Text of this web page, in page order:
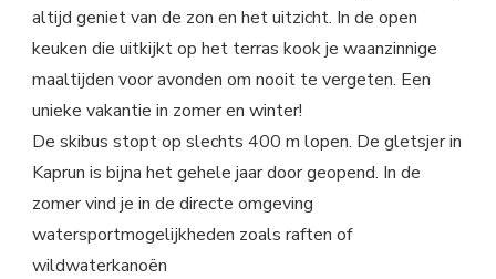
altijd geniet van de zon en het uitzicht. In de open
keuken die uitkijkt op het terras kook je waanzinnige
maaltijden voor avonden om nooit te vergeten. Een
unieke vakantie in zomer en winter!
De skibus stopt op slechts 400 m lopen. De gletsjer in
Kaprun is bijna het gehele jaar door geopend. In de
zomer vind je in de directe omgeving
watersportmogelijkheden zoals raften of
wildwaterkanoën